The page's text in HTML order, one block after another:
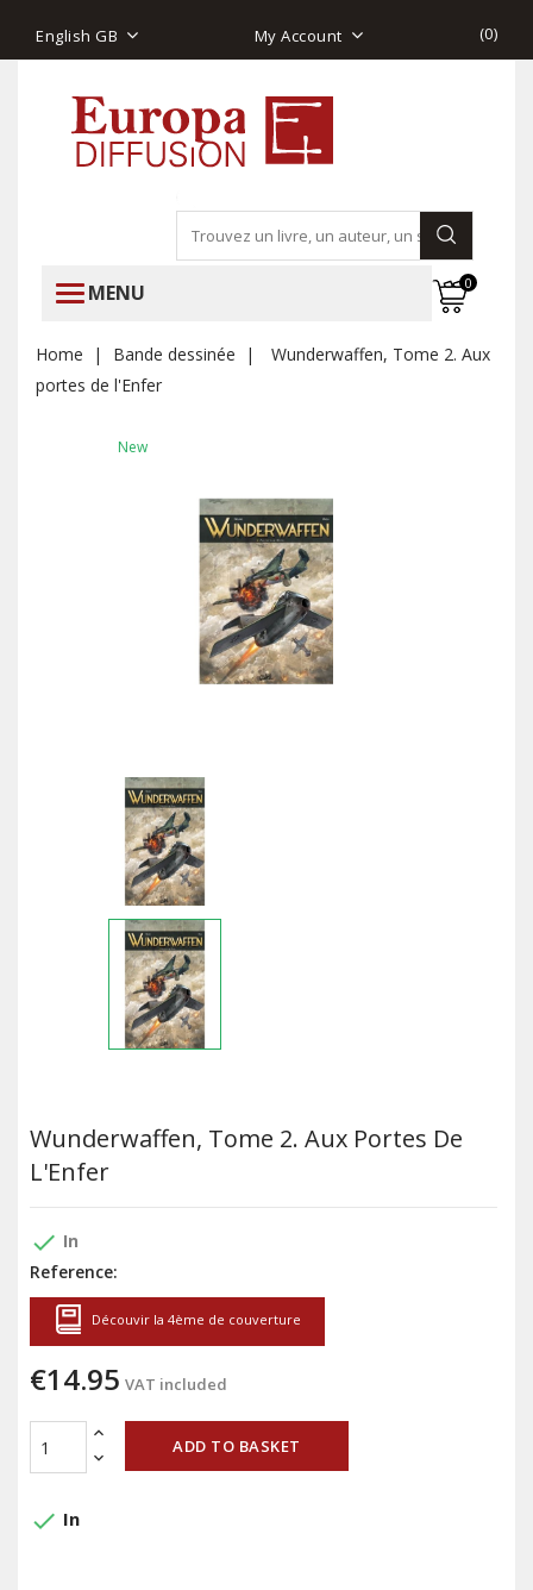
English GB My Account (0)
MENU 0
Home Bande dessinée
Wunderwaffen, Tome 2. Aux
portes de l'Enfer
New
Wunderwaffen, Tome 2. Aux Portes De
L'Enfer
done In
Reference:
Découvir la 4ème de couverture
€14.95 VAT included
ADD TO BASKET
done In